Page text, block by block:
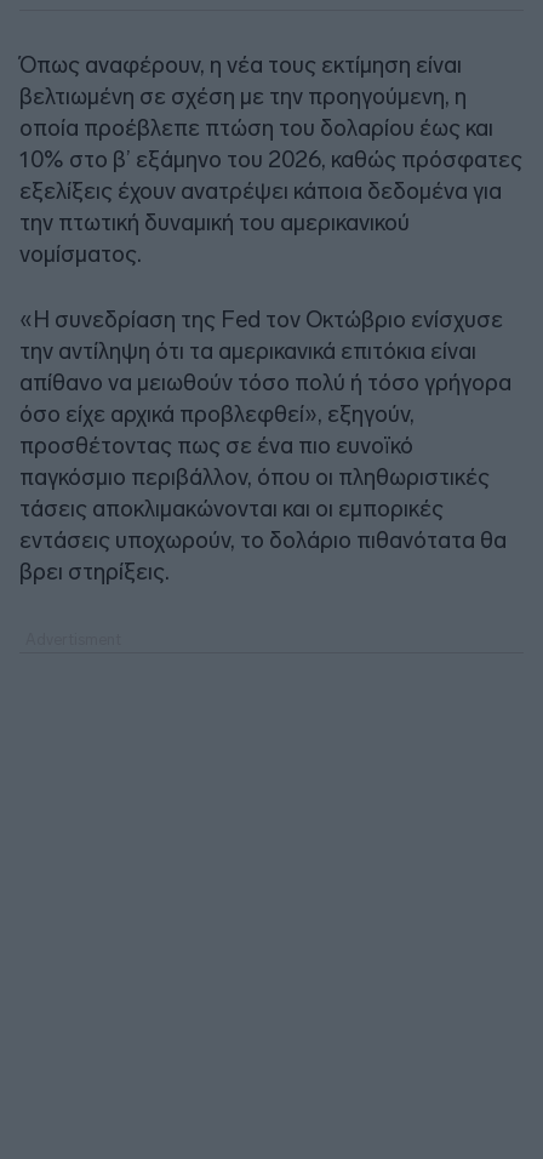
Όπως αναφέρουν, η νέα τους εκτίμηση είναι
βελτιωμένη σε σχέση με την προηγούμενη, η
οποία προέβλεπε πτώση του δολαρίου έως και
10% στο β’ εξάμηνο του 2026, καθώς πρόσφατες
εξελίξεις έχουν ανατρέψει κάποια δεδομένα για
την πτωτική δυναμική του αμερικανικού
νομίσματος.
«Η συνεδρίαση της Fed τον Οκτώβριο ενίσχυσε
την αντίληψη ότι τα αμερικανικά επιτόκια είναι
απίθανο να μειωθούν τόσο πολύ ή τόσο γρήγορα
όσο είχε αρχικά προβλεφθεί», εξηγούν,
προσθέτοντας πως σε ένα πιο ευνοϊκό
παγκόσμιο περιβάλλον, όπου οι πληθωριστικές
τάσεις αποκλιμακώνονται και οι εμπορικές
εντάσεις υποχωρούν, το δολάριο πιθανότατα θα
βρει στηρίξεις.